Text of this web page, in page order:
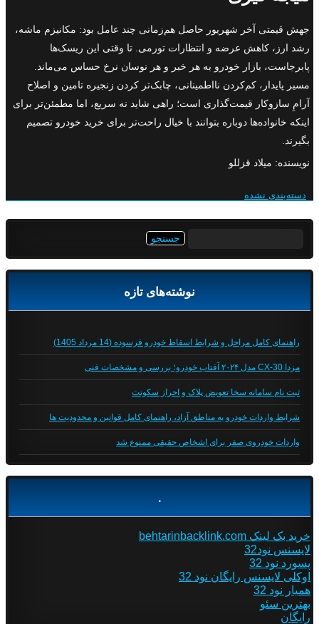
جهش قیمتی آخر شهریور حاصل هم‌زمانی چند عامل بود: مکانیزم ماشه،
رشد ارز، کاهش عرضه و انتظارات تورمی. تا وقتی این ریسک‌ها
پابرجاست، بازار خودرو به هر خبر و هر نوسان نرخ حساس می‌ماند.
مسیر پایدار، کم‌کردن نااطمینانی، چابک‌تر کردن زنجیره تامین و اصلاح
آرامِ سازوکار قیمت‌گذاری است؛ راهی شاید نه سریع، اما مطمئن‌تر برای
اینکه خانواده‌ها دوباره بتوانند با خیال راحت‌تر برای خرید خودرو تصمیم
بگیرند.
نویسنده: میلاد قزللو
دسته‌بندی نشده
نوشته‌های تازه
راهنمای کامل مراحل و شرایط اسقاط خودرو فرسوده (14 مرداد 1405)
مزدا CX-30 مدل ۲۰۲۴ آفتاب خودرو؛ بررسی و مشخصات فنی
ثبت نام سامانه سخا تعویض پلاک و احراز سکونت
شرایط واردات خودرو به مناطق آزاد، راهنمای کامل قوانین و محدودیت ها
واردات خودروی صفر برای اشخاص حقیقی ممنوع شد
.
خرید بک لینک behtarinbacklink.com
لایسنس نود32
پسورد نود 32
اوکلی لایسنس رایگان نود 32
همیار نود 32
بهترین سئو
رایگان